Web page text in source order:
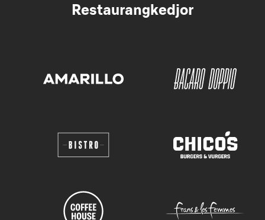
Restaurangkedjor